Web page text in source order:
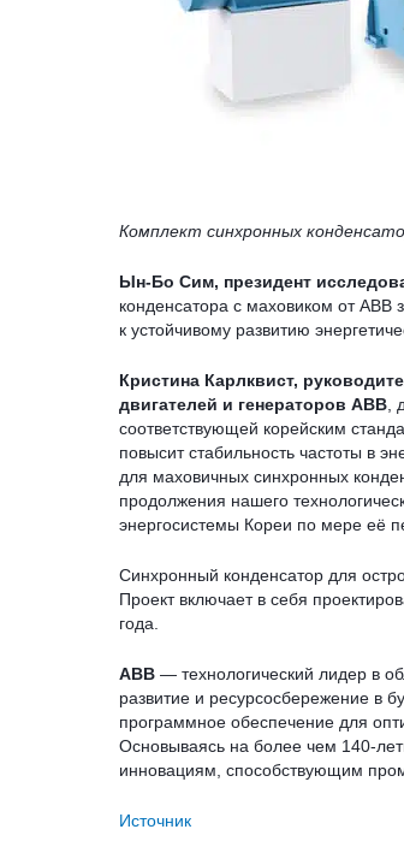
Комплект синхронных
Ын-Бо Сим, президент
конденсатора с маховиком от ABB
к устойчивому развитию
Кристина Карлквист,
двигателей и генераторов ABB
соответствующей корейским
повысит стабильность частоты в
для маховичных синхронных
продолжения нашего
энергосистемы Кореи по мере её
Синхронный конденсатор для
Проект включает в себя
года.
ABB — технологический лидер в
развитие и ресурсосбережение в
программное обеспечение для
Основываясь на более чем 140-
инновациям, способствующим
Источник